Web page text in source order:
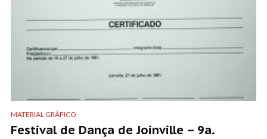
MATERIAL GRÁFICO
Festival de Dança de Joinville – 9a.